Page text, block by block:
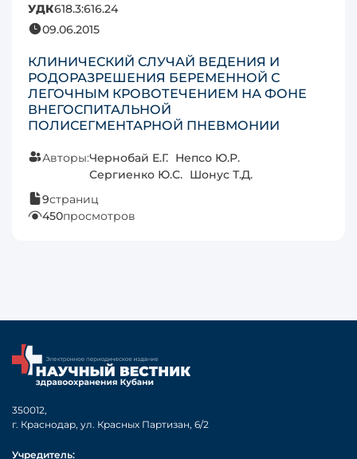
УДК618.3:616.24
09.06.2015
КЛИНИЧЕСКИЙ СЛУЧАЙ ВЕДЕНИЯ И
РОДОРАЗРЕШЕНИЯ БЕРЕМЕННОЙ С
ЛЕГОЧНЫМ КРОВОТЕЧЕНИЕМ НА ФОНЕ
ВНЕГОСПИТАЛЬНОЙ
ПОЛИСЕГМЕНТАРНОЙ ПНЕВМОНИИ
Авторы:Чернобай Е.Г. Непсо Ю.Р.
Сергиенко Ю.С. Шонус Т.Д.
9страниц
450просмотров
350012,
г. Краснодар, ул. Красных Партизан, 6/2
Учредитель: